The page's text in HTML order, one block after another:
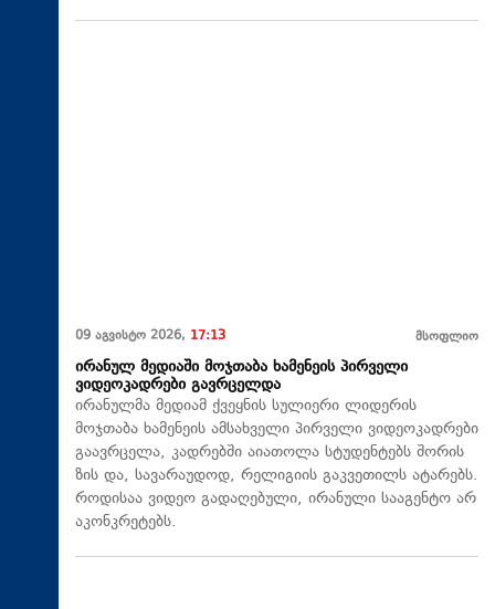
09 აგვისტო 2026, 17:13 მსოფლიო
ირანულ მედიაში მოჯთაბა ხამენეის პირველი
ვიდეოკადრები გავრცელდა
ირანულმა მედიამ ქვეყნის სულიერი ლიდერის
მოჯთაბა ხამენეის ამსახველი პირველი ვიდეოკადრები
გაავრცელა, კადრებში აიათოლა სტუდენტებს შორის
ზის და, სავარაუდოდ, რელიგიის გაკვეთილს ატარებს.
როდისაა ვიდეო გადაღებული, ირანული სააგენტო არ
აკონკრეტებს.